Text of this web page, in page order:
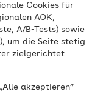
Cookies für
AOK,
A/B-Tests) sowie
um die Seite stetig
zielgerichtet
akzeptieren“